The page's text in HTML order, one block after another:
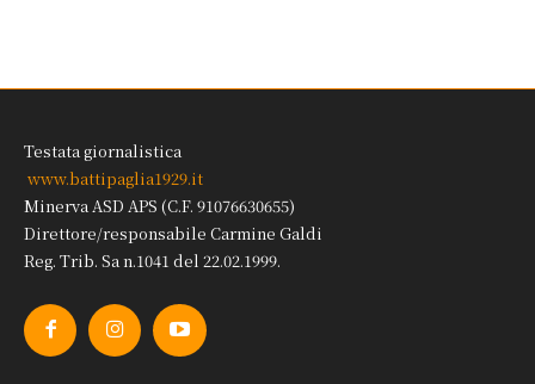
Testata giornalistica
www.battipaglia1929.it
Minerva ASD APS (C.F. 91076630655)
Direttore/responsabile Carmine Galdi
Reg. Trib. Sa n.1041 del 22.02.1999.